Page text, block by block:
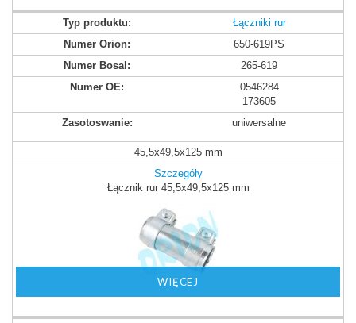
Łączniki rur
650-619PS
265-619
0546284
173605
uniwersalne
45,5x49,5x125 mm
Szczegóły
Łącznik rur 45,5x49,5x125 mm
WIĘCEJ